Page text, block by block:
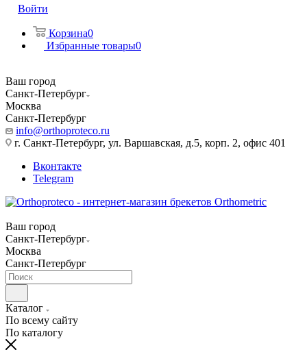
Войти
Корзина0
Избранные товары0
Ваш город
Санкт-Петербург
Москва
Санкт-Петербург
info@orthoproteco.ru
г. Санкт-Петербург, ул. Варшавская, д.5, корп. 2, офис 401
Вконтакте
Telegram
Ваш город
Санкт-Петербург
Москва
Санкт-Петербург
Каталог
По всему сайту
По каталогу